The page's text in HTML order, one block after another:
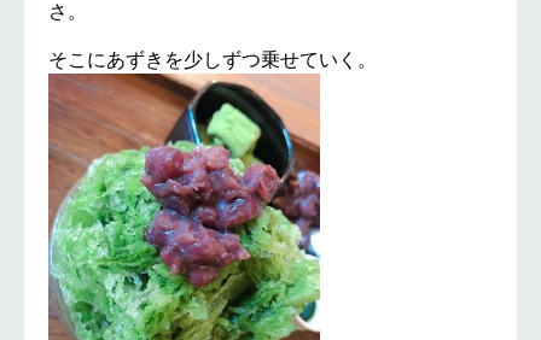
さ。
そこにあずきを少しずつ乗せていく。